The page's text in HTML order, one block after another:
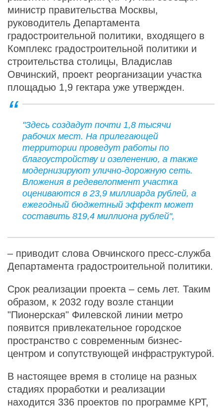
министр правительства Москвы,
руководитель Департамента
градостроительной политики, входящего в
Комплекс градостроительной политики и
строительства столицы, Владислав
Овчинский, проект реорганизации участка
площадью 1,9 гектара уже утвержден.
"Здесь создадут почти 1,8 тысячи
рабочих мест. На прилегающей
территории проведут работы по
благоустройству и озеленению, а также
модернизируют улично-дорожную сеть.
Вложения в редевелопмент участка
оцениваются в 23,9 миллиарда рублей, а
ежегодный бюджетный эффект может
составить 819,4 миллиона рублей",
– приводит слова Овчинского пресс-служба
Департамента градостроительной политики.
Срок реализации проекта – семь лет. Таким
образом, к 2032 году возле станции
"Пионерская" Филевской линии метро
появится привлекательное городское
пространство с современным бизнес-
центром и сопутствующей инфраструктурой.
В настоящее время в столице на разных
стадиях проработки и реализации
находится 336 проектов по программе КРТ,